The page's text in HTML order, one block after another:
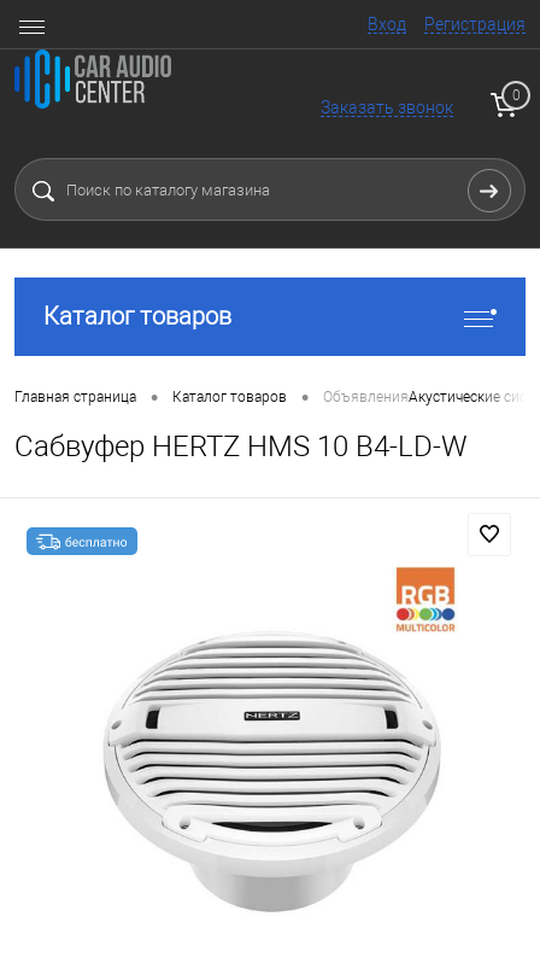
Вход Регистрация
Заказать звонок
0
Каталог товаров
Главная страница • Каталог товаров • ОбъявленияАкустические
Сабвуфер HERTZ HMS 10 B4-LD-W